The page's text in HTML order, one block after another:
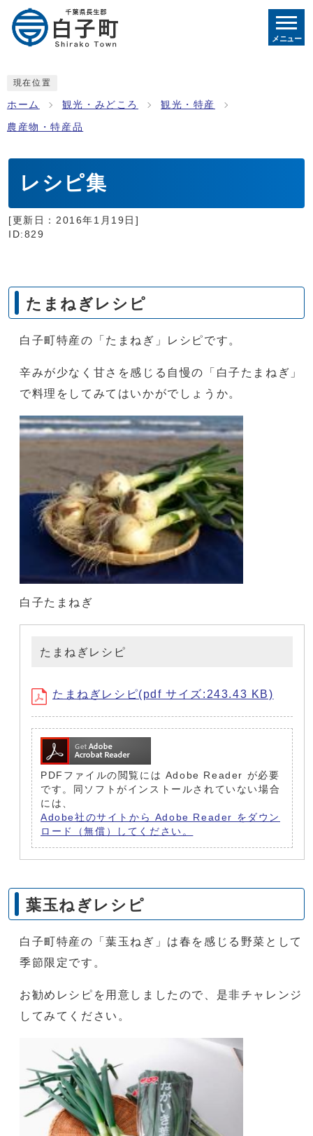
メニュー
現在位置
ホーム 観光・みどころ 観光・特産
農産物・特産品
レシピ集
[更新日： 2016年1月19日 ]
ID:829
たまねぎレシピ
白子町特産の「たまねぎ」レシピです。
辛みが少なく甘さを感じる自慢の「白子たまねぎ」
で料理をしてみてはいかがでしょうか。
白子たまねぎ
たまねぎレシピ
たまねぎレシピ(pdf サイズ:243.43 KB)
PDFファイルの閲覧には Adobe Reader が必要
です。同ソフトがインストールされていない場合
には、
Adobe社のサイトから Adobe Reader をダウン
ロード（無償）してください。
葉玉ねぎレシピ
白子町特産の「葉玉ねぎ」は春を感じる野菜として
季節限定です。
お勧めレシピを用意しましたので、是非チャレンジ
してみてください。